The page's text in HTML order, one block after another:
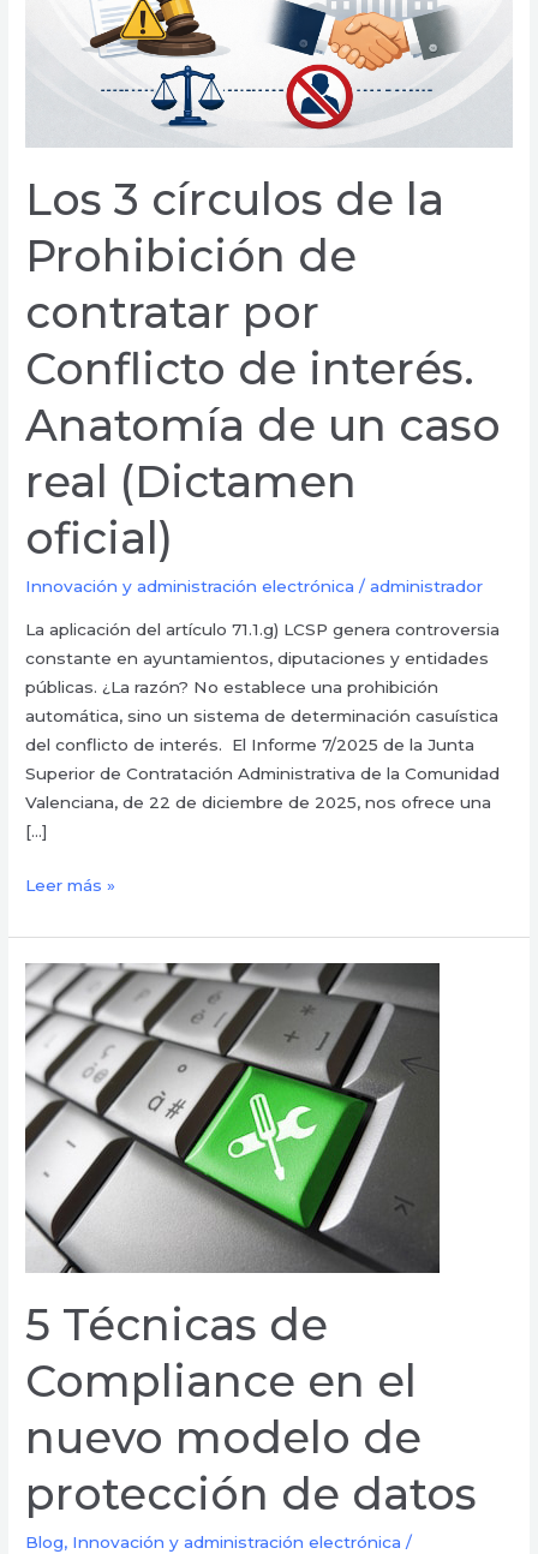
Los 3 círculos de la
Prohibición de
contratar por
Conflicto de interés.
Anatomía de un caso
real (Dictamen
oficial)
Innovación y administración electrónica /administrador
La aplicación del artículo 71.1.g) LCSP genera controversia
constante en ayuntamientos, diputaciones y entidades
públicas. ¿La razón? No establece una prohibición
automática, sino un sistema de determinación casuística
del conflicto de interés. El Informe 7/2025 de la Junta
Superior de Contratación Administrativa de la Comunidad
Valenciana, de 22 de diciembre de 2025, nos ofrece una
[…]
contratar
interés.
Anatomía
de
un
caso
(Dictamen
oficial)
Leer más »
5 Técnicas de
Compliance en el
nuevo modelo de
protección de datos
Blog, Innovación y administración electrónica /
5
Técnicas
de
Compliance
en
el
nuevo
modelo
de
protección